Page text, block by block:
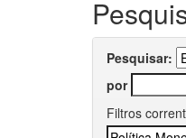
Pesquisar:
por
Filtros